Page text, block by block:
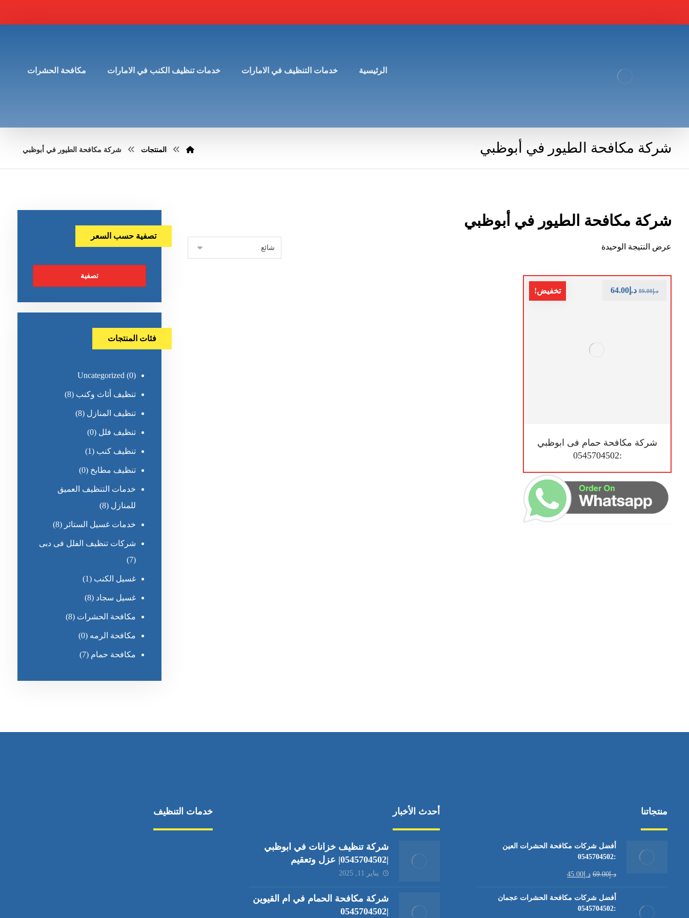
الرئيسية خدمات التنظيف في الامارات خدمات تنظيف الكنب في الامارات مكافحة الحشرات
شركة مكافحة الطيور في أبوظبي المنتجات شركة مكافحة الطيور في أبوظبي
شركة مكافحة الطيور في أبوظبي
عرض النتيجة الوحيدة
تخفيض!
شركة مكافحة حمام فى ابوظبي
:0545704502
د.إ89.00 د.إ 64.00
تصفية حسب السعر
تصفية
فئات المنتجات
Uncategorized (0)
تنظيف أثاث وكنب (8)
تنظيف المنازل (8)
تنظيف فلل (0)
تنظيف كنب (1)
تنظيف مطابخ (0)
خدمات التنظيف العميق
للمنازل (8)
خدمات غسيل الستائر (8)
شركات تنظيف الفلل فى دبى
(7)
غسيل الكنب (1)
غسيل سجاد (8)
مكافحة الحشرات (8)
مكافحة الرمه (0)
مكافحة حمام (7)
منتجاتنا
أفضل شركات مكافحة الحشرات العين
:0545704502
د.إ69.00 د.إ 45.00
أفضل شركات مكافحة الحشرات عجمان
:0545704502
أحدث الأخبار
شركة تنظيف خزانات في ابوظبي
|0545704502| عزل وتعقيم
يناير 11, 2025
شركة مكافحة الحمام في ام القيوين
|0545704502
خدمات التنظيف